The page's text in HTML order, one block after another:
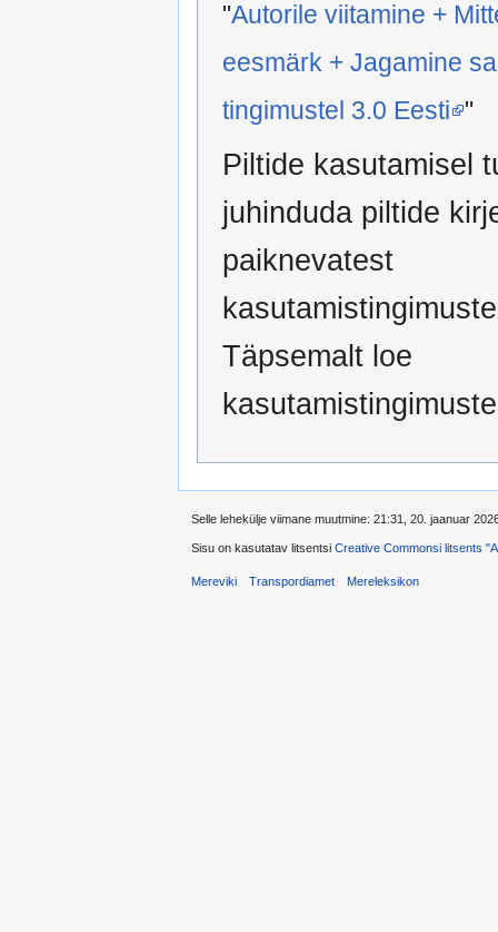
"Autorile viitamine +
eesmärk + Jagamine
tingimustel 3.0 Eesti "
Piltide kasutamisel
juhinduda piltide
paiknevatest
Täpsemalt loe
Selle lehekülje viimane muutmine: 21:31, 20. jaanuar
Sisu on kasutatav litsentsi Creative Commonsi litsents
Mereviki Transpordiamet Mereleksikon